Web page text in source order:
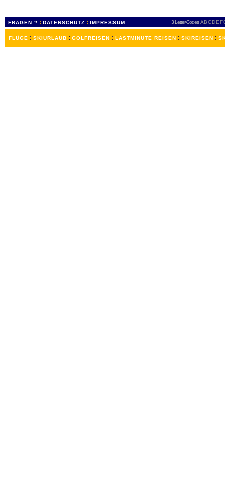
FRAGEN ? : DATENSCHUTZ : IMPRESSUM 3 Letter-Codes ABCDEF
FLÜGE : SKIURLAUB : GOLFREISEN : LASTMINUTE REISEN : SKIREISEN :